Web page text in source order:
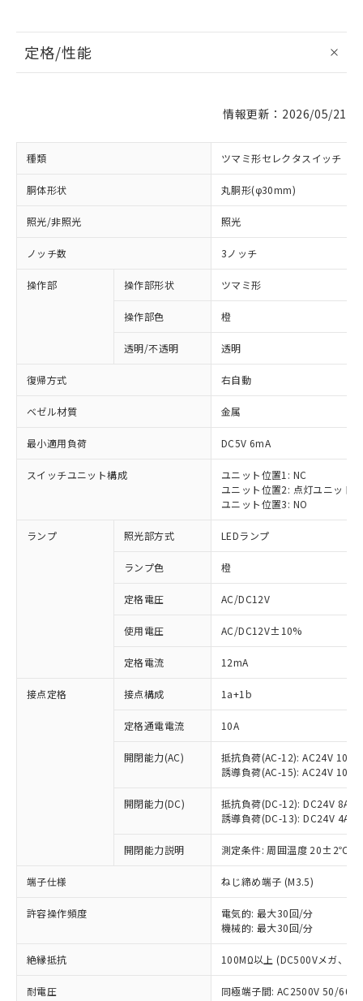
定格/性能
情報更新：2026/05/21
種類 ツマミ形セレクタスイッチ
胴体形状 丸胴形(φ30mm)
照光/非照光 照光
ノッチ数 3ノッチ
操作部 操作部形状 ツマミ形
操作部色 橙
透明/不透明 透明
復帰方式 右自動
ベゼル材質 金属
最小適用負荷 DC5V 6mA
スイッチユニット構成
ユニット位置1: NC
ユニット位置2: 点灯ユニット
ユニット位置3: NO
ランプ 照光部方式 LEDランプ
ランプ色 橙
定格電圧 AC/DC12V
使用電圧 AC/DC12V±10%
定格電流 12mA
接点定格 接点構成 1a+1b
定格通電電流 10A
開閉能力(AC)
抵抗負荷(AC-12): AC24V 10A/
誘導負荷(AC-15): AC24V
開閉能力(DC)
抵抗負荷(DC-12): DC24V 8A/
誘導負荷(DC-13): DC24V 4A/
開閉能力説明 測定条件: 周囲温度 20±2℃、
端子仕様 ねじ締め端子 (M3.5)
許容操作頻度
電気的: 最大30回/分
機械的: 最大30回/分
絶縁抵抗 100MΩ以上 (DC500Vメガ、点
耐電圧
同極端子間: AC2500V 50/
ご利用条件
以下の条件をお読みいただき、同意のうえ
本サービスは、当社制御機器事業取扱
商品の当社在庫状況および標準価格
(税抜)を提供させていただくもので
当社制御機器事業取扱商品の中には、
本サービスの対象外となる商品もある
ことをご了承ください。
※1 対応状況
対応済み：EU RoHS指令（10物質）の
非含有に対応した製品が提供可能な商品で
対応予定：EU RoHS指令（10物質）の非含
有に対応した製品に切り替える予定のある
対応予定なし：EU RoHS指令（10物質）の
非含有に非対応の商品で、対応品を出す予
調査・確認中：EU RoHS指令（10物質）の
非含有の対応状況を調査中または確認中の
商品です。
非該当品：ライセンス料など無形物で、有
仕入先様の事情により、非含有部品として
いたものが、含有品と判明した場合などや
「○」：最大均質材料含有率が中国RoHSの
基準値以下であることを示します。
「×」：最大均質材料含有率が中国RoHSの
基準値を超えていることを示します。
当社は、これら貴社製品のうち、外国